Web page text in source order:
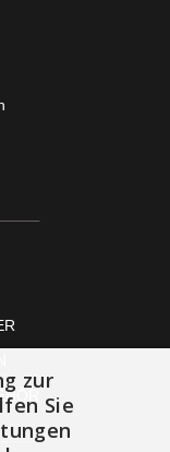
zur
Sie